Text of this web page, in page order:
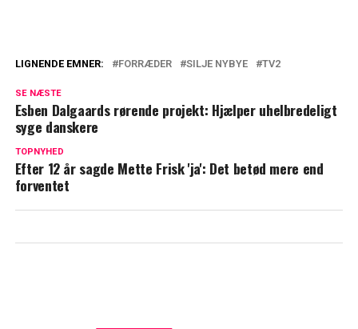
Endte i stedet med en brækket arm
TV 2-korrespondent sælger rækkehus til
LIGNENDE EMNER: FORRÆDER SILJE NYBYE TV2
SE NÆSTE
Esben Dalgaards rørende projekt: Hjælper uhelbredeligt
syge danskere
TOPNYHED
Efter 12 år sagde Mette Frisk 'ja': Det betød mere end
forventet